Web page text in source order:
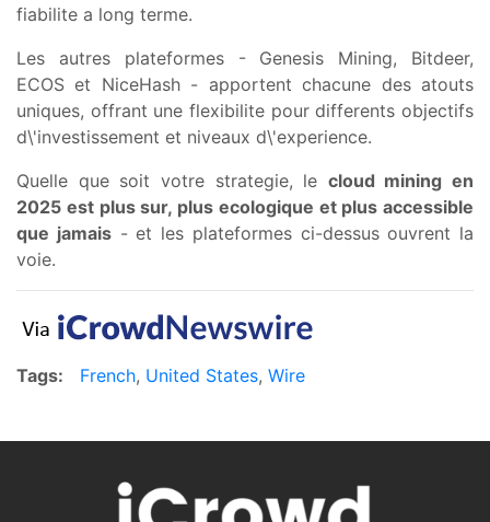
fiabilite a long terme.
Les autres plateformes - Genesis Mining, Bitdeer,
ECOS et NiceHash - apportent chacune des atouts
uniques, offrant une flexibilite pour differents objectifs
d\'investissement et niveaux d\'experience.
Quelle que soit votre strategie, le cloud mining en
2025 est plus sur, plus ecologique et plus accessible
que jamais- et les plateformes ci-dessus ouvrent la
voie.
Tags: French, United States, Wire